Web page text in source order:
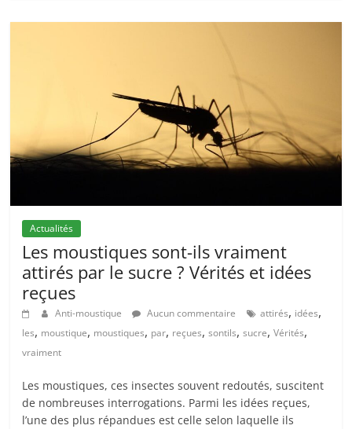
Actualités
Les moustiques sont-ils vraiment
attirés par le sucre ? Vérités et idées
reçues
Anti-moustique Aucun commentaire attirés, idées,
les, moustique, moustiques, par, reçues,sontils,sucre,Vérités,
vraiment
Les moustiques, ces insectes souvent redoutés, suscitent
de nombreuses interrogations. Parmi les idées reçues,
l’une des plus répandues est celle selon laquelle ils